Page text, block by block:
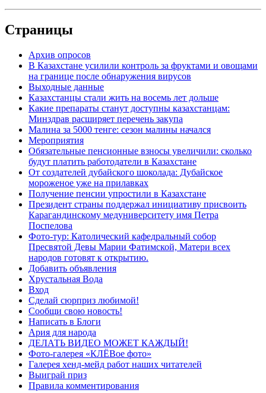
Страницы
Архив опросов
В Казахстане усилили контроль за фруктами и овощами
на границе после обнаружения вирусов
Выходные данные
Казахстанцы стали жить на восемь лет дольше
Какие препараты станут доступны казахстанцам:
Минздрав расширяет перечень закупа
Малина за 5000 тенге: сезон малины начался
Мероприятия
Обязательные пенсионные взносы увеличили: сколько
будут платить работодатели в Казахстане
От создателей дубайского шоколада: Дубайское
мороженое уже на прилавках
Получение пенсии упростили в Казахстане
Президент страны поддержал инициативу присвоить
Карагандинскому медуниверситету имя Петра
Поспелова
Фото-тур: Католический кафедральный собор
Пресвятой Девы Марии Фатимской, Матери всех
народов готовят к открытию.
Добавить объявления
Хрустальная Вода
Вход
Сделай сюрприз любимой!
Сообщи свою новость!
Написать в Блоги
Ария для народа
ДЕЛАТЬ ВИДЕО МОЖЕТ КАЖДЫЙ!
Фото-галерея «КЛЁВое фото»
Галерея хенд-мейд работ наших читателей
Выиграй приз
Правила комментирования